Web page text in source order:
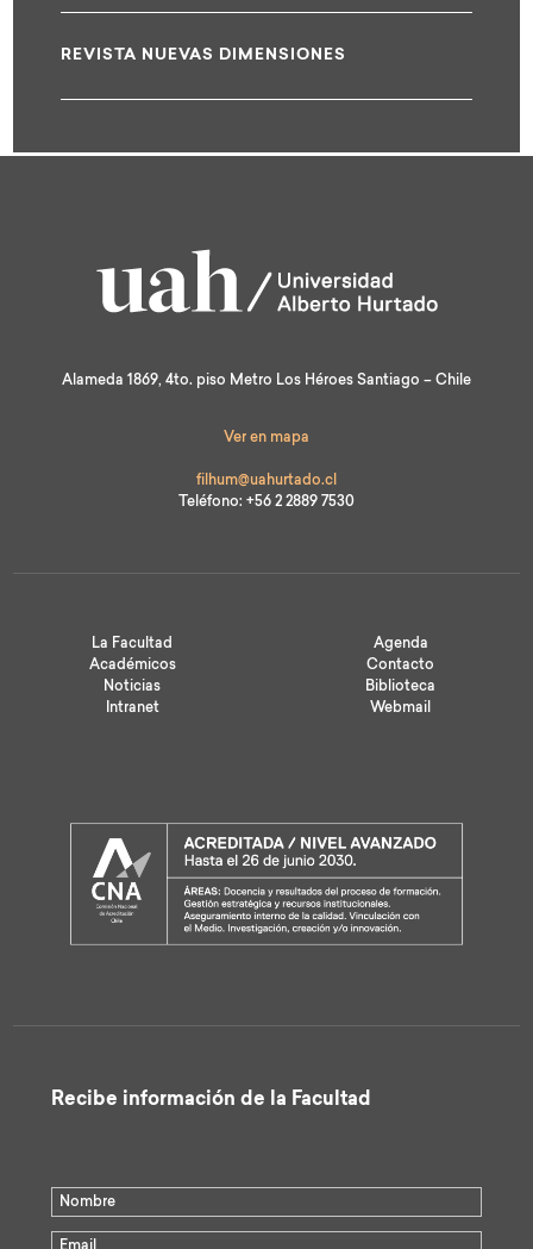
REVISTA NUEVAS DIMENSIONES
test
Alameda 1869, 4to. piso Metro Los Héroes Santiago – Chile
Ver en mapa
filhum@uahurtado.cl
Teléfono: +56 2 2889 7530
La Facultad
Académicos
Noticias
Intranet
Agenda
Contacto
Biblioteca
Webmail
Recibe información de la Facultad